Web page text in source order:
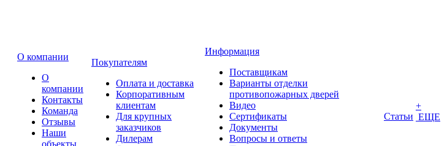
О компании
О
компании
Контакты
Команда
Отзывы
Наши
объекты
Покупателям
Оплата и доставка
Корпоративным
клиентам
Для крупных
заказчиков
Дилерам
Информация
Поставщикам
Варианты отделки
противопожарных дверей
Видео
Сертификаты
Документы
Вопросы и ответы
Статьи
+
ЕЩЕ